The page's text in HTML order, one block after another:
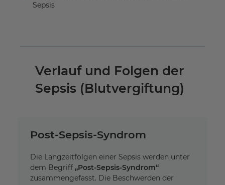
Sepsis
Verlauf und Folgen der
Sepsis (Blutvergiftung)
Post-Sepsis-Syndrom
Die Langzeitfolgen einer Sepsis werden unter
dem Begriff „Post-Sepsis-Syndrom“
zusammengefasst. Die Beschwerden der